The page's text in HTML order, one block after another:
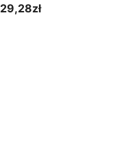
29,28zł